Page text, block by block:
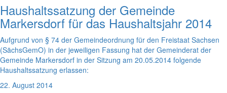
Haushaltssatzung der Gemeinde
Markersdorf für das Haushaltsjahr 2014
Aufgrund von § 74 der Gemeindeordnung für den Freistaat Sachsen
(SächsGemO) in der jeweiligen Fassung hat der Gemeinderat der
Gemeinde Markersdorf in der Sitzung am 20.05.2014 folgende
Haushaltssatzung erlassen:
22. August 2014